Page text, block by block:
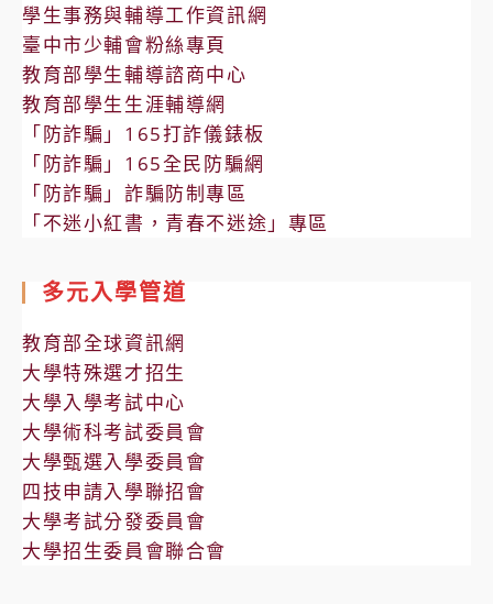
學生事務與輔導工作資訊網
臺中市少輔會粉絲專頁
教育部學生輔導諮商中心
教育部學生生涯輔導網
「防詐騙」165打詐儀錶板
「防詐騙」165全民防騙網
「防詐騙」詐騙防制專區
「不迷小紅書，青春不迷途」專區
多元入學管道
教育部全球資訊網
大學特殊選才招生
大學入學考試中心
大學術科考試委員會
大學甄選入學委員會
四技申請入學聯招會
大學考試分發委員會
大學招生委員會聯合會